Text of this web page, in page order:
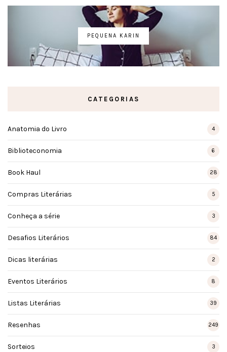
PEQUENA KARIN
CATEGORIAS
Anatomia do Livro 4
Biblioteconomia 6
Book Haul 28
Compras Literárias 5
Conheça a série 3
Desafios Literários 84
Dicas literárias 2
Eventos Literários 8
Listas Literárias 39
Resenhas 249
Sorteios 3